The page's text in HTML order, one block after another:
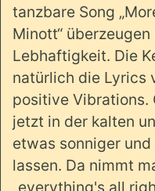
tanzbare Song
Minott“
Lebhaftigkeit. Die
natürlich die Lyrics
positive Vibrations.
jetzt in der kalten
etwas sonniger
lassen. Da nimmt
„everything's all